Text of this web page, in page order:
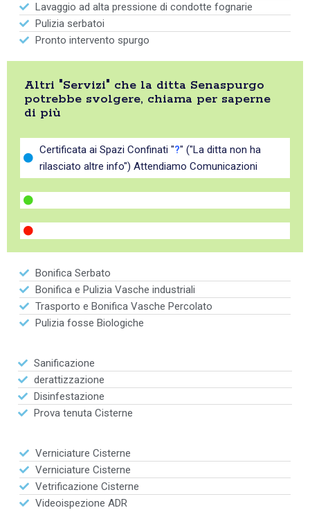
Lavaggio ad alta pressione di condotte fognarie
Pulizia serbatoi
Pronto intervento spurgo
Altri "Servizi" che la ditta Senaspurgo
potrebbe svolgere, chiama per saperne
di più
Certificata ai Spazi Confinati "?" ("La ditta non ha
rilasciato altre info") Attendiamo Comunicazioni
Bonifica Serbato
Bonifica e Pulizia Vasche industriali
Trasporto e Bonifica Vasche Percolato
Pulizia fosse Biologiche
Sanificazione
derattizzazione
Disinfestazione
Prova tenuta Cisterne
Verniciature Cisterne
Verniciature Cisterne
Vetrificazione Cisterne
Videoispezione ADR